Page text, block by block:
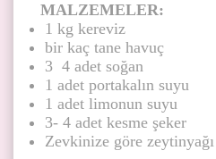
MALZEMELER:
1 kg kereviz
bir kaç tane havuç
3 4 adet soğan
1 adet portakalın suyu
1 adet limonun suyu
3- 4 adet kesme şeker
Zevkinize göre zeytinyağı